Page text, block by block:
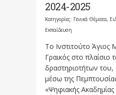
2024-2025
Κατηγορίες: Γενικά Θέματα,
Εκπαίδευση
Το Ινστιτούτο Άγιος
Γραικός στο
δραστηριοτήτων του,
μέσω της
«Ψηφιακής Ακαδημίας